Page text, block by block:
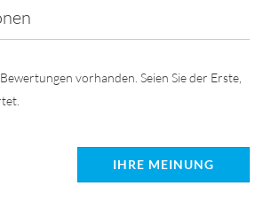
vorhanden. Seien Sie der Erste,
IHRE MEINUNG